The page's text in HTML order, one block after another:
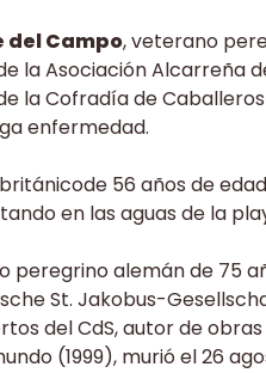
del Campo, veterano
la Asociación Alcarreña
la Cofradía de
enfermedad.
56 años de
en las aguas de la
peregrino alemán de 75
St. Jakobus-
del CdS, autor de
(1999), murió el 26